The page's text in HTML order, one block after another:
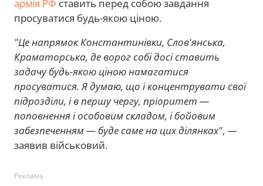
армія РФ ставить перед собою завдання
просуватися будь-якою ціною.
"Це напрямок Константинівки, Слов'янська,
Краматорська, де ворог собі досі ставить
задачу будь-якою ціною намагатися
просуватися. Я думаю, що і концентрувати свої
підрозділи, і в першу чергу, пріоритет —
поповнення і особовим складом, і бойовим
забезпеченням — буде саме на цих ділянках", —
заявив військовий.
Реклама